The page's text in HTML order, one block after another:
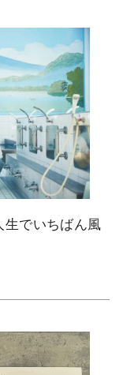
生でいちばん風